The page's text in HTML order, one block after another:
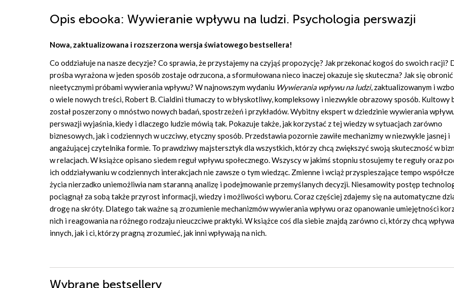
Opis ebooka: Wywieranie wpływu na ludzi. Psychologia perswazji
Nowa, zaktualizowana i rozszerzona wersja światowego bestsellera!
Co oddziałuje na nasze decyzje? Co sprawia, że przystajemy na czyjąś propozycję? Jak przekonać kogoś do swoich racji?
prośba wyrażona w jeden sposób zostaje odrzucona, a sformułowana nieco inaczej okazuje się skuteczna? Jak się
nieetycznymi próbami wywierania wpływu? W najnowszym wydaniu Wywierania wpływu na ludzi, zaktualizowanym i
o wiele nowych treści, Robert B. Cialdini tłumaczy to w błyskotliwy, kompleksowy i niezwykle obrazowy sposób. Kultowy
został poszerzony o mnóstwo nowych badań, spostrzeżeń i przykładów. Wybitny ekspert w dziedzinie wywierania
perswazji wyjaśnia, kiedy i dlaczego ludzie mówią tak. Pokazuje także, jak korzystać z tej wiedzy w sytuacjach zarówno
biznesowych, jak i codziennych w uczciwy, etyczny sposób. Przedstawia pozornie zawiłe mechanizmy w niezwykle jasnej i
angażującej czytelnika formie. To prawdziwy majstersztyk dla wszystkich, którzy chcą zwiększyć swoją skuteczność w
w relacjach. W książce opisano siedem reguł wpływu społecznego. Wszyscy w jakimś stopniu stosujemy te reguły oraz
ich oddziaływaniu w codziennych interakcjach nie zawsze o tym wiedząc. Zmienne i wciąż przyspieszające tempo
życia nierzadko uniemożliwia nam staranną analizę i podejmowanie przemyślanych decyzji. Niesamowity postęp
pociągnął za sobą także przyrost informacji, wiedzy i możliwości wyboru. Coraz częściej zdajemy się na automatyczne
drogę na skróty. Dlatego tak ważne są zrozumienie mechanizmów wywierania wpływu oraz opanowanie umiejętności
nich i reagowania na różnego rodzaju nieuczciwe praktyki. W książce coś dla siebie znajdą zarówno ci, którzy chcą
innych, jak i ci, którzy pragną zrozumieć, jak inni wpływają na nich.
Wybrane bestsellery